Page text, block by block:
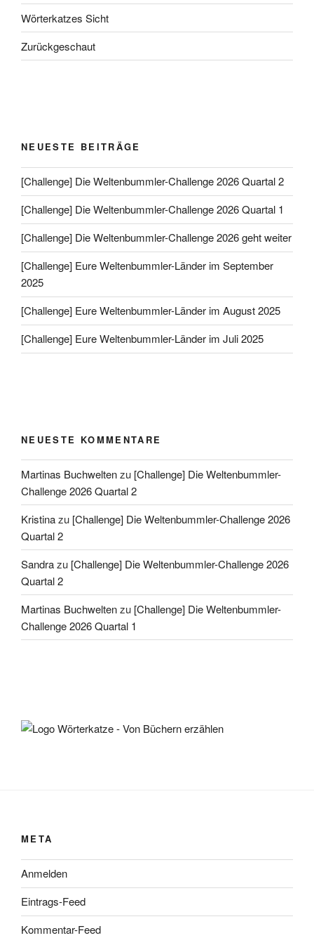
Wörterkatzes Sicht
Zurückgeschaut
NEUESTE BEITRÄGE
[Challenge] Die Weltenbummler-Challenge 2026 Quartal 2
[Challenge] Die Weltenbummler-Challenge 2026 Quartal 1
[Challenge] Die Weltenbummler-Challenge 2026 geht weiter
[Challenge] Eure Weltenbummler-Länder im September
2025
[Challenge] Eure Weltenbummler-Länder im August 2025
[Challenge] Eure Weltenbummler-Länder im Juli 2025
NEUESTE KOMMENTARE
Martinas Buchweltenzu [Challenge] Die Weltenbummler-
Challenge 2026 Quartal 2
Kristinazu [Challenge] Die Weltenbummler-Challenge 2026
Quartal 2
Sandrazu [Challenge] Die Weltenbummler-Challenge 2026
Quartal 2
Martinas Buchweltenzu [Challenge] Die Weltenbummler-
Challenge 2026 Quartal 1
META
Anmelden
Eintrags-Feed
Kommentar-Feed